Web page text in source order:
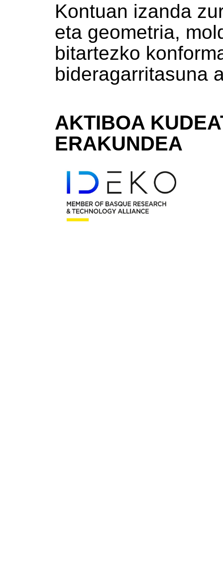
Kontuan izanda
eta geometria,
bitartezko
bideragarritasuna
AKTIBOA
ERAKUNDEA